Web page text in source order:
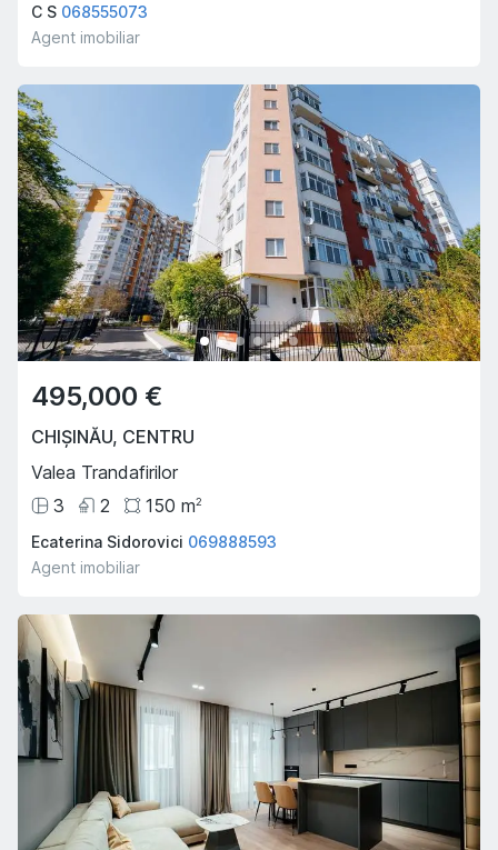
C S 068555073
Agent imobiliar
495,000 €
CHIȘINĂU, CENTRU
Valea Trandafirilor
3
2 150 m2
Ecaterina Sidorovici 069888593
Agent imobiliar